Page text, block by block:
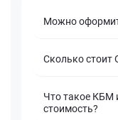
Можно
Сколько стоит
Что такое КБМ
стоимость?